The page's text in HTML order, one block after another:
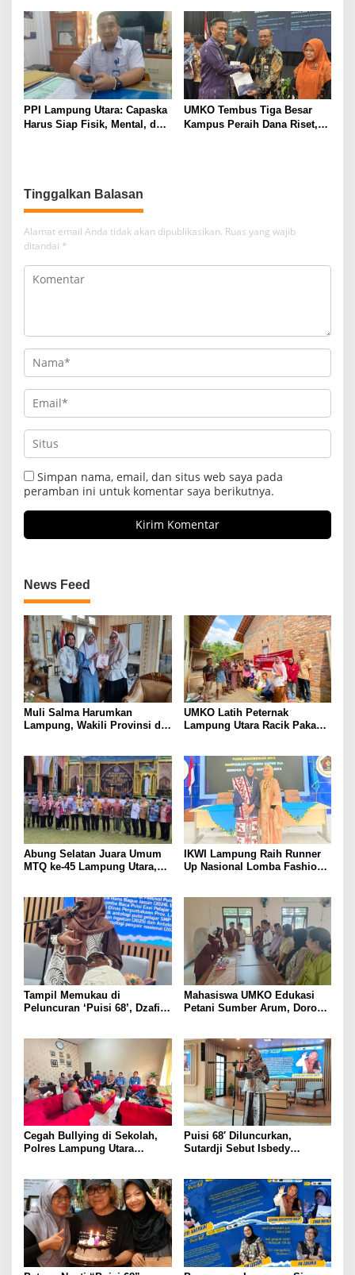
Adat
PPI Lampung Utara: Capaska
Harus Siap Fisik, Mental, dan
UMKO Tembus Tiga Besar
Kampus Peraih Dana Riset,
Tinggalkan Balasan
Alamat email Anda tidak akan dipublikasikan. Ruas yang wajib
ditandai *
Simpan nama, email, dan situs web saya pada
peramban ini untuk komentar saya berikutnya.
News Feed
Muli Salma Harumkan
Lampung, Wakili Provinsi di
UMKO Latih Peternak
Lampung Utara Racik Pakan
Mahal
Abung Selatan Juara Umum
MTQ ke-45 Lampung Utara,
IKWI Lampung Raih Runner
Up Nasional Lomba Fashion
Perhatian
Tampil Memukau di
Peluncuran ‘Puisi 68’, Dzafira
Mahasiswa UMKO Edukasi
Petani Sumber Arum, Dorong
Cegah Bullying di Sekolah,
Polres Lampung Utara
Puisi 68′ Diluncurkan,
Sutardji Sebut Isbedy